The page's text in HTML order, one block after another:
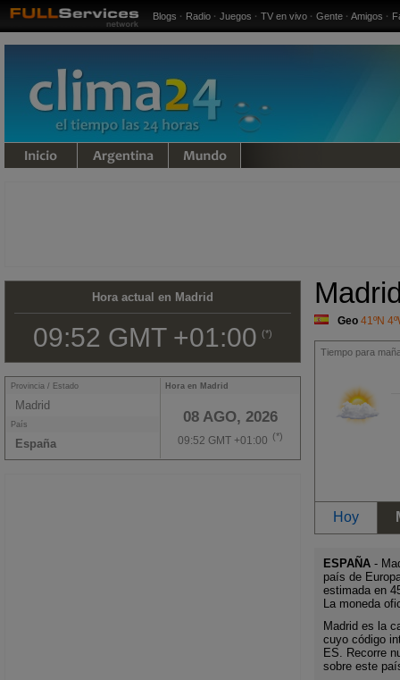
Blogs · Radio · Juegos · TV en vivo · Gente · Amigos ·
Hora actual en Madrid
09:52 GMT +01:00 (*)
Hora en Madrid
08 AGO, 2026
09:52 GMT +01:00 (*)
Provincia / Estado
Madrid
País
España
Geo 41ºN
Tiempo para
Hoy
ESPAÑA -
país de
estimada en
La moneda
Madrid es la
cuyo código
ES. Recorre
sobre este